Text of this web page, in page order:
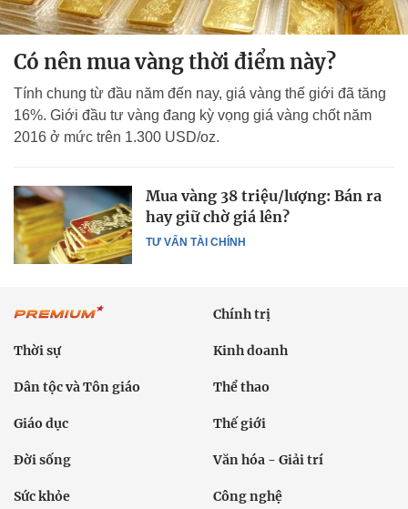
Có nên mua vàng thời điểm này?
Tính chung từ đầu năm đến nay, giá vàng thế giới đã tăng
16%. Giới đầu tư vàng đang kỳ vọng giá vàng chốt năm
2016 ở mức trên 1.300 USD/oz.
TƯ VẤN TÀI CHÍNH
Mua vàng 38 triệu/lượng: Bán ra
hay giữ chờ giá lên?
Chính trị
Thời sự Kinh doanh
Dân tộc và Tôn giáo Thể thao
Giáo dục Thế giới
Đời sống Văn hóa - Giải trí
Sức khỏe Công nghệ